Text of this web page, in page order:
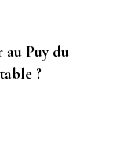
au Puy du
?